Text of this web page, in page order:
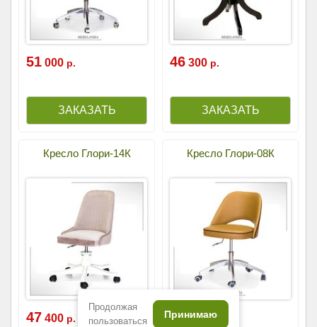
51 000 р. 46 300 р.
Кресло Глори-14К
47 400 р.
Кресло Глори-08К
48 700р.
Продолжая
пользоваться
Принимаю